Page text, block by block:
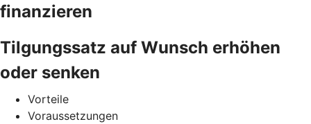
finanzieren
Tilgungssatz auf Wunsch erhöhen
oder senken
Vorteile
Voraussetzungen